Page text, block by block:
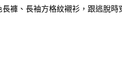
褲、長袖方格紋襯衫，跟逃脫時